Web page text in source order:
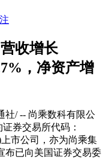
收增长
，净资产增
社/ -- 尚乘数科有限公
券交易所代码：
市公司，亦为尚乘集
布已向美国证券交易委